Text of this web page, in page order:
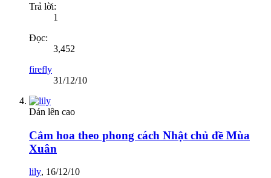
Trả lời:
1
Đọc:
3,452
firefly
31/12/10
Dán lên cao
Cắm hoa theo phong cách Nhật chủ đề Mùa
Xuân
lily, 16/12/10